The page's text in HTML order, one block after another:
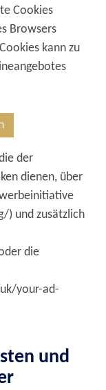
Cookies
Browsers
kann zu
der
dienen, über
und zusätzlich
die
your-ad-
und